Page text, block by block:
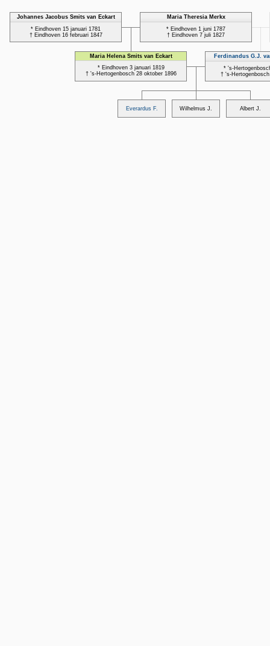
Johannes Jacobus Smits van Eckart
* Eindhoven 15 januari 1781
† Eindhoven 16 februari 1847
Maria Theresia Merkx
* Eindhoven 1 juni 1787
† Eindhoven 7 juli 1827
Maria Helena Smits van Eckart
* Eindhoven 3 januari 1819
† 's-Hertogenbosch 28 oktober 1896
Ferdinandus G.J.
* 's-
† 's-
Everardus F. Wilhelmus J. Albert J.